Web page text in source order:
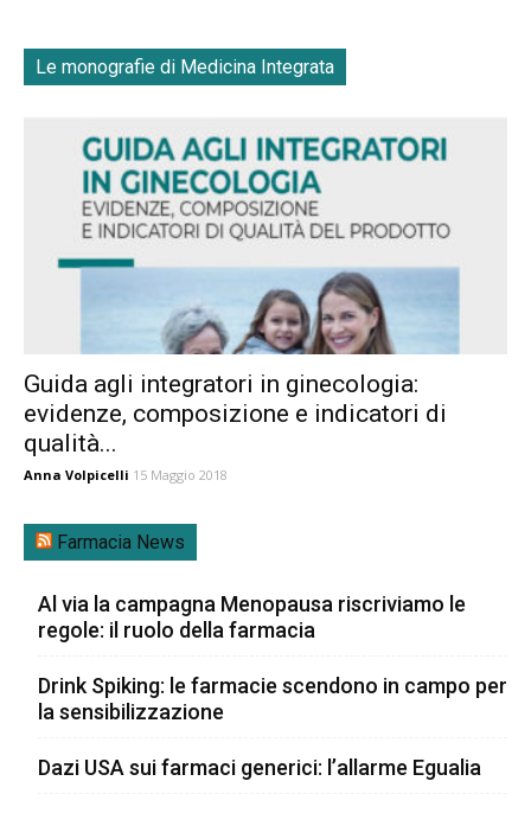
Le monografie di Medicina Integrata
Guida agli integratori in ginecologia:
evidenze, composizione e indicatori di
qualità...
Anna Volpicelli 15 Maggio 2018
Farmacia News
Al via la campagna Menopausa riscriviamo le
regole: il ruolo della farmacia
Drink Spiking: le farmacie scendono in campo per
la sensibilizzazione
Dazi USA sui farmaci generici: l’allarme Egualia